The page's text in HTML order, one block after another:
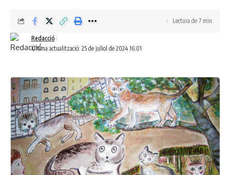
Última actualització: 25 de juliol de 2024 16:01
Redacció
Lectura de 7 min